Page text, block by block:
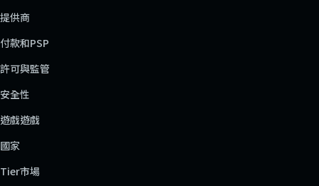
提供商
付款和PSP
許可與監管
安全性
遊戲遊戲
國家
Tier市場